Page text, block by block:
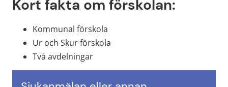
Kort fakta om förskolan:
Kommunal förskola
Ur och Skur förskola
Två avdelningar